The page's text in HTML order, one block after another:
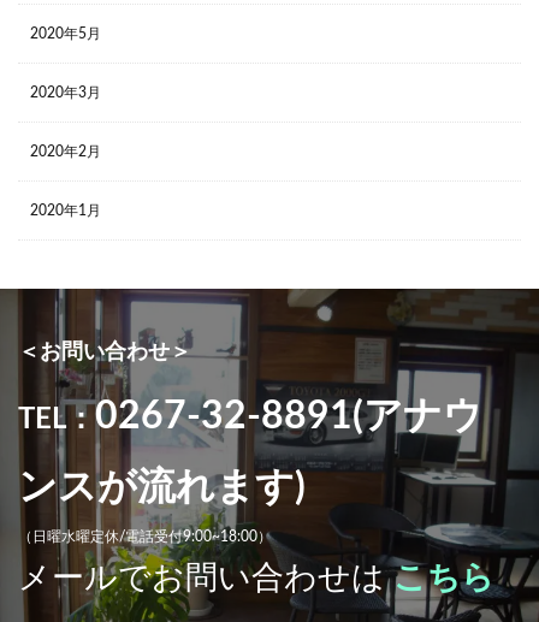
2020年5月
2020年3月
2020年2月
2020年1月
＜お問い合わせ＞
TEL： 0267-32-8891(アナウ
ンスが流れます)
（日曜水曜定休/電話受付9:00~18:00）
メールでお問い合わせはこちら